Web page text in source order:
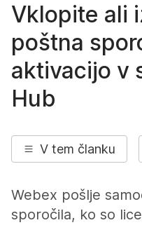
Vklopite ali
poštna
aktivacijo v
Hub
V tem članku
Webex pošlje
sporočila, ko so